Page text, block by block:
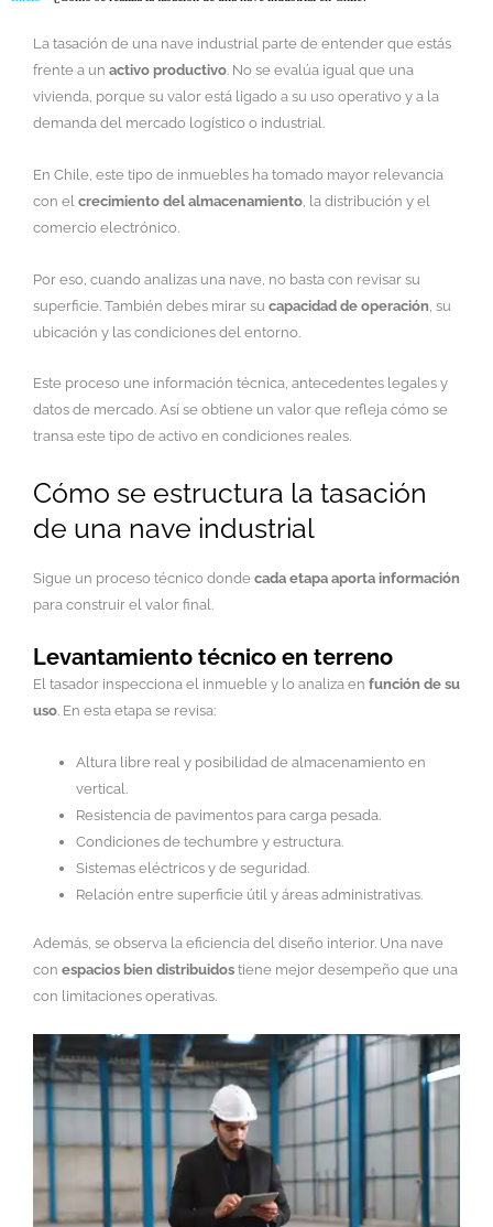
La tasación de una nave industrial parte de entender que estás
frente a un activo productivo. No se evalúa igual que una
vivienda, porque su valor está ligado a su uso operativo y a la
demanda del mercado logístico o industrial.
En Chile, este tipo de inmuebles ha tomado mayor relevancia
con el crecimiento del almacenamiento , la distribución y el
comercio electrónico.
Por eso, cuando analizas una nave, no basta con revisar su
superficie. También debes mirar su capacidad de operación , su
ubicación y las condiciones del entorno.
Este proceso une información técnica, antecedentes legales y
datos de mercado. Así se obtiene un valor que refleja cómo se
transa este tipo de activo en condiciones reales.
Cómo se estructura la tasación
de una nave industrial
Sigue un proceso técnico donde cada etapa aporta información
para construir el valor final.
Levantamiento técnico en terreno
El tasador inspecciona el inmueble y lo analiza en función de su
uso. En esta etapa se revisa:
Altura libre real y posibilidad de almacenamiento en
vertical.
Resistencia de pavimentos para carga pesada.
Condiciones de techumbre y estructura.
Sistemas eléctricos y de seguridad.
Relación entre superficie útil y áreas administrativas.
Además, se observa la eficiencia del diseño interior. Una nave
con espacios bien distribuidos tiene mejor desempeño que una
con limitaciones operativas.